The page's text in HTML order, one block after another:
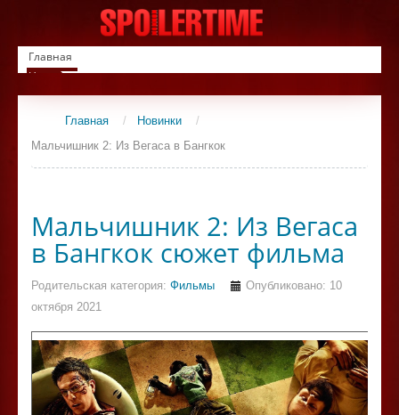
Главная
Новинки
Список фильмов
СериалыГлавная / Новинки
/
Мальчишник 2: Из Вегаса в Бангкок
Мальчишник 2: Из Вегаса
в Бангкок сюжет фильма
Родительская категория: Фильмы
Опубликовано: 10
октября 2021